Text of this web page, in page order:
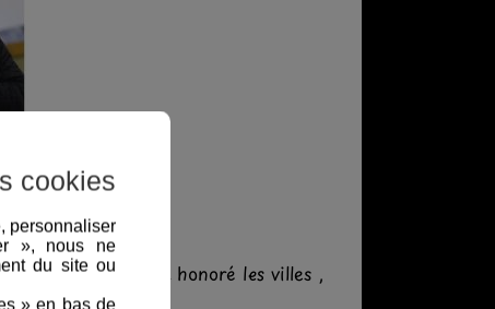
Organiser MSO a honoré les villes ,
cookies
personnaliser
», nous ne
du site ou
» en bas de